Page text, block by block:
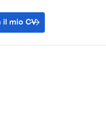
il mio CV